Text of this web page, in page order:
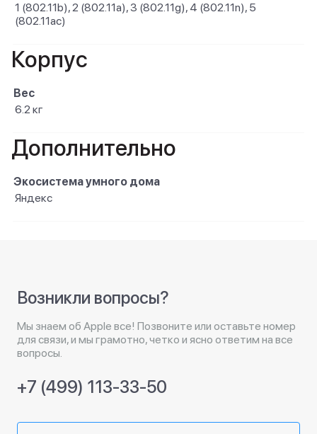
1 (802.11b), 2 (802.11a), 3 (802.11g), 4 (802.11n), 5
(802.11ac)
Корпус
Вес
6.2 кг
Дополнительно
Экосистема умного дома
Яндекс
Возникли вопросы?
Мы знаем об Apple все! Позвоните или оставьте номер
для связи, и мы грамотно, четко и ясно ответим на все
вопросы.
+7 (499) 113-33-50